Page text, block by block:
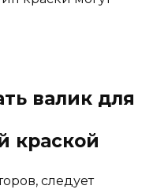
валик для
краской
следует